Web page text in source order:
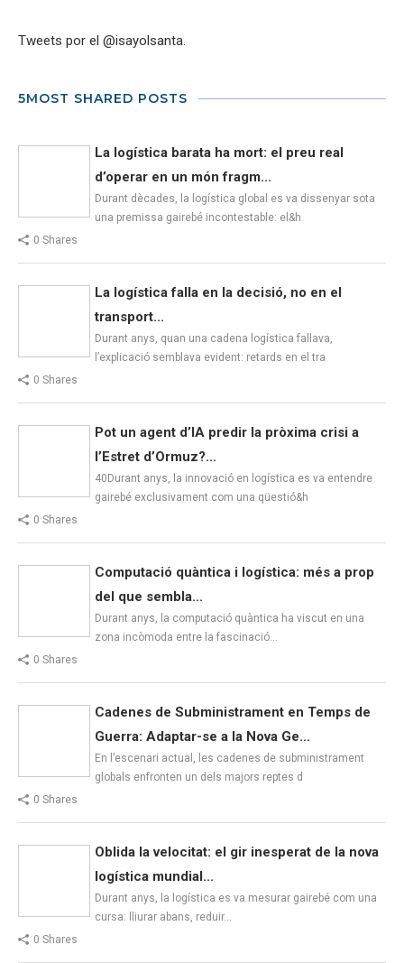
Tweets por el @isayolsanta.
5MOST SHARED POSTS
La logística barata ha mort: el preu real
d’operar en un món fragm...
Durant dècades, la logística global es va dissenyar sota
una premissa gairebé incontestable: el&h
0 Shares
La logística falla en la decisió, no en el
transport...
Durant anys, quan una cadena logística fallava,
l’explicació semblava evident: retards en el tra
0 Shares
Pot un agent d’IA predir la pròxima crisi a
l’Estret d’Ormuz?...
40Durant anys, la innovació en logística es va entendre
gairebé exclusivament com una qüestió&h
0 Shares
Computació quàntica i logística: més a prop
del que sembla...
Durant anys, la computació quàntica ha viscut en una
zona incòmoda entre la fascinació…
0 Shares
Cadenes de Subministrament en Temps de
Guerra: Adaptar-se a la Nova Ge...
En l’escenari actual, les cadenes de subministrament
globals enfronten un dels majors reptes d
0 Shares
Oblida la velocitat: el gir inesperat de la nova
logística mundial...
Durant anys, la logística es va mesurar gairebé com una
cursa: lliurar abans, reduir…
0 Shares